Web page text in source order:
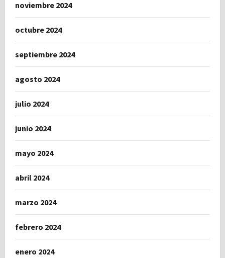
noviembre 2024
octubre 2024
septiembre 2024
agosto 2024
julio 2024
junio 2024
mayo 2024
abril 2024
marzo 2024
febrero 2024
enero 2024